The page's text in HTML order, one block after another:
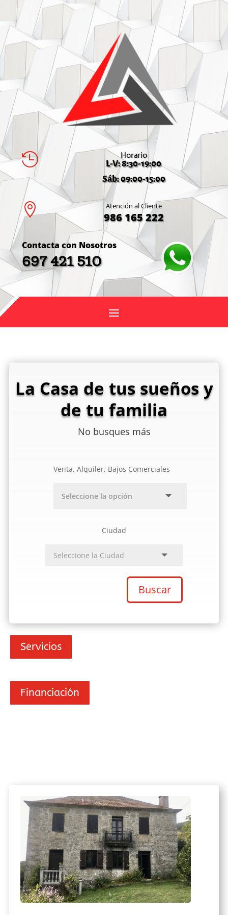
 Horario
L-V: 8:30-19:00
Sáb: 09:00-15:00
 Atención al Cliente
986 165 222
Contacta con Nosotros
697 421 510
La Casa de tus sueños y
de tu familia
No busques más
Venta, Alquiler, Bajos Comerciales
Ciudad
Buscar
Servicios
Financiación